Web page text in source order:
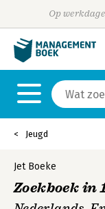
Op
Jeugd
Jet Boeke
Zoekboek in